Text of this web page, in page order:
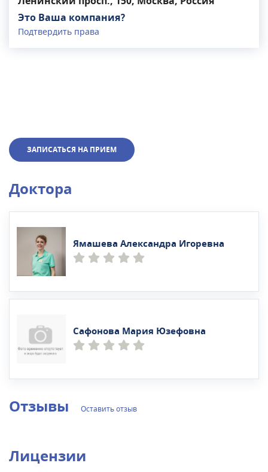
Это Ваша компания?
Подтвердить права
ЗАПИСАТЬСЯ НА ПРИЕМ
Доктора
Ямашева Александра Игоревна
Сафонова Мария Юзефовна
Отзывы Оставить отзыв
Лицензии